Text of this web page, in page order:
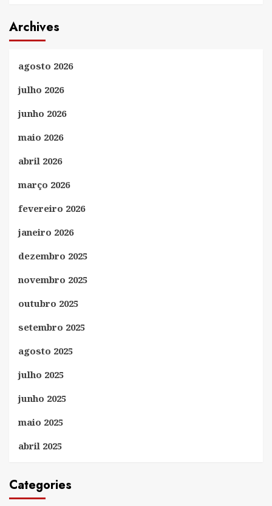
Archives
agosto 2026
julho 2026
junho 2026
maio 2026
abril 2026
março 2026
fevereiro 2026
janeiro 2026
dezembro 2025
novembro 2025
outubro 2025
setembro 2025
agosto 2025
julho 2025
junho 2025
maio 2025
abril 2025
Categories